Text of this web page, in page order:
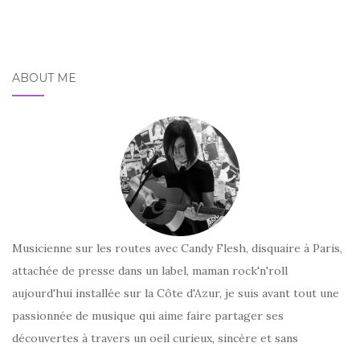
ABOUT ME
Musicienne sur les routes avec Candy Flesh, disquaire à Paris,
attachée de presse dans un label, maman rock'n'roll
aujourd'hui installée sur la Côte d'Azur, je suis avant tout une
passionnée de musique qui aime faire partager ses
découvertes à travers un oeil curieux, sincère et sans